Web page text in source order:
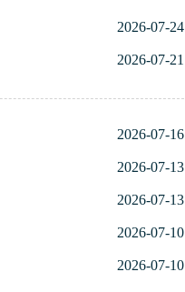
2026-07-24
2026-07-21
2026-07-16
2026-07-13
2026-07-13
2026-07-10
2026-07-10